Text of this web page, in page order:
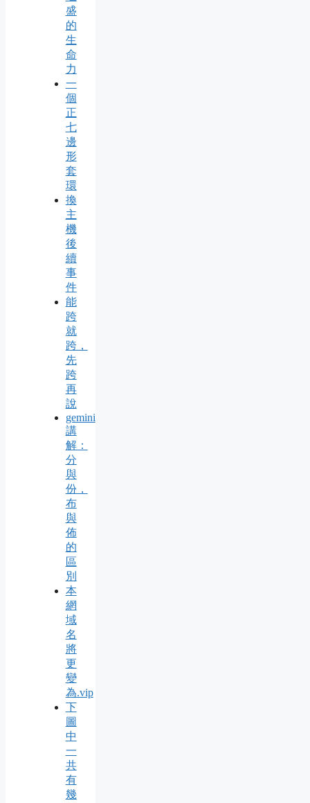
盛
的
生
命
力
一
個
正
七
邊
形
套
環
換
主
機
後
續
事
件
能
跨
就
跨，
先
跨
再
說
gemini
講
解：
分
與
份，
布
與
佈
的
區
別
本
網
域
名
將
更
變
為.vip
下
圖
中
一
共
有
幾